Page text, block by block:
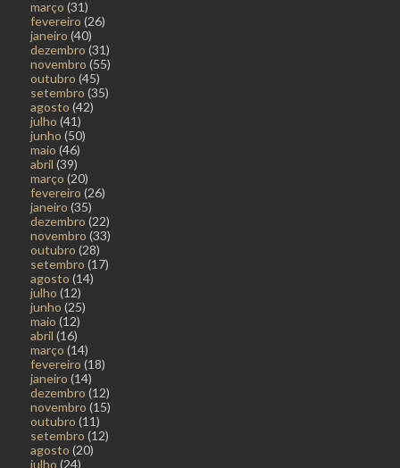
março (31)
fevereiro (26)
janeiro (40)
dezembro (31)
novembro (55)
outubro (45)
setembro (35)
agosto (42)
julho (41)
junho (50)
maio (46)
abril (39)
março (20)
fevereiro (26)
janeiro (35)
dezembro (22)
novembro (33)
outubro (28)
setembro (17)
agosto (14)
julho (12)
junho (25)
maio (12)
abril (16)
março (14)
fevereiro (18)
janeiro (14)
dezembro (12)
novembro (15)
outubro (11)
setembro (12)
agosto (20)
julho (24)